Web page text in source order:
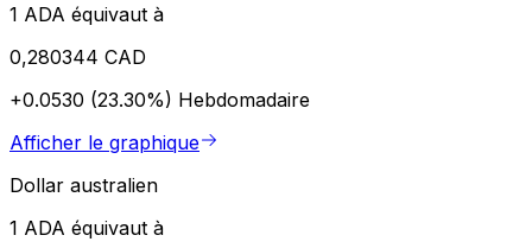
1 ADA équivaut à
0,280344 CAD
+0.0530 (23.30%) Hebdomadaire
Afficher le graphique
Dollar australien
1 ADA équivaut à